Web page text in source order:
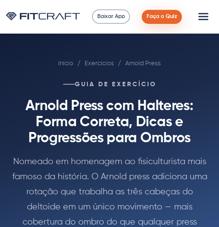
Baixar App Faça o Quiz
90 Dias
Exercícios
Calculadoras
Início / Exercícios / Arnold Press
GUIA DE EXERCÍCIO
Arnold Press com Halteres:
Forma Correta, Dicas e
Progressões para Ombros
Nomeado em homenagem ao fisiculturista mais
famoso da história. O Arnold press adiciona uma
rotação que trabalha as três cabeças do
deltoide em um único movimento — mais
cobertura do ombro do que qualquer press